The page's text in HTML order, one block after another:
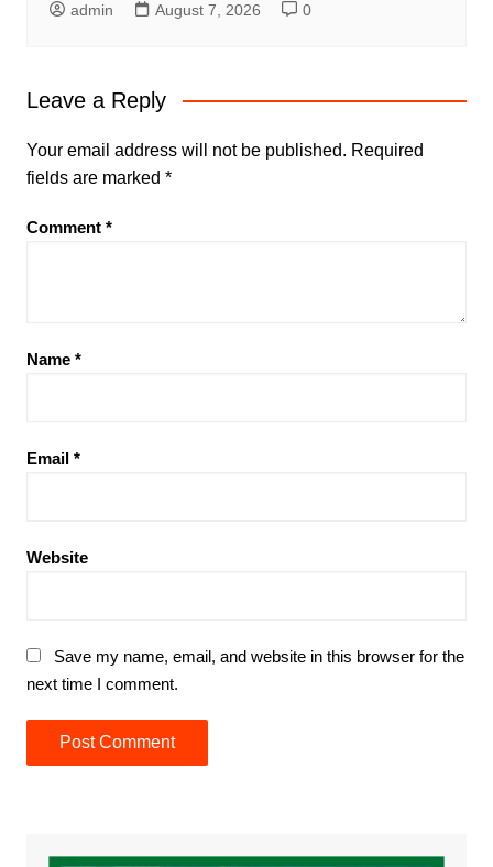
admin August 7, 2026 0
Leave a Reply
Your email address will not be published. Required
fields are marked *
Comment *
Name *
Email *
Website
Save my name, email, and website in this browser for the
next time I comment.